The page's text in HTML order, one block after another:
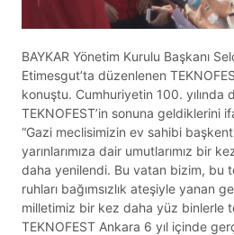
BAYKAR Yönetim Kurulu Başkanı
Etimesgut’ta düzenlenen
konuştu. Cumhuriyetin 100. yılında
TEKNOFEST’in sonuna geldiklerini
“Gazi meclisimizin ev sahibi
yarınlarımıza dair umutlarımız bir
daha yenilendi. Bu vatan bizim, bu
ruhları bağımsızlık ateşiyle yanan
milletimiz bir kez daha yüz binlerle
TEKNOFEST Ankara 6 yıl içinde